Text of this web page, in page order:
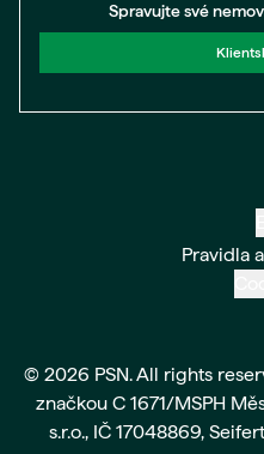
Spravujte své
Pravidla
© 2026 PSN. All rights
značkou C 1671/MSPH
s.r.o., IČ 17048869,